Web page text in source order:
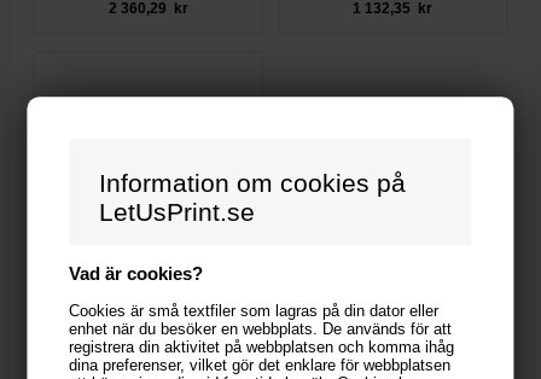
Information om cookies på
LetUsPrint.se
Vad är cookies?
Cookies är små textfiler som lagras på din dator eller
enhet när du besöker en webbplats. De används för att
registrera din aktivitet på webbplatsen och komma ihåg
dina preferenser, vilket gör det enklare för webbplatsen
2 360,29 kr 1 132,35 kr